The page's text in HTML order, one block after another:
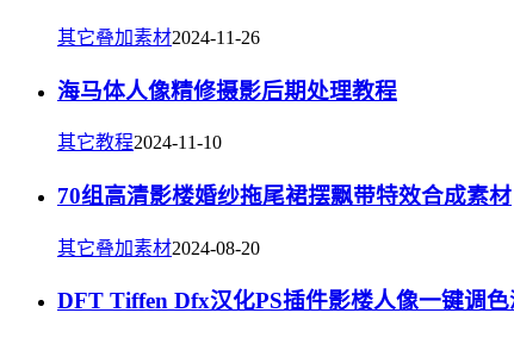
其它叠加素材2024-11-26
海马体人像精修摄影后期处理教程
其它教程2024-11-10
70组高清影楼婚纱拖尾裙摆飘带特效合成素材
其它叠加素材2024-08-20
DFT Tiffen Dfx汉化PS插件影楼人像一键调